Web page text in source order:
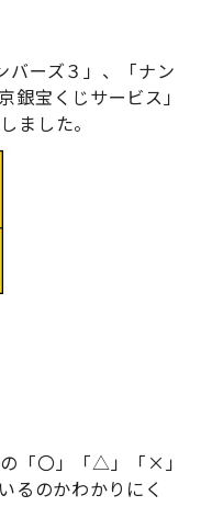
バーズ３」、「ナン
銀宝くじサービス」
ました。
「〇」「△」「×」
るのかわかりにく